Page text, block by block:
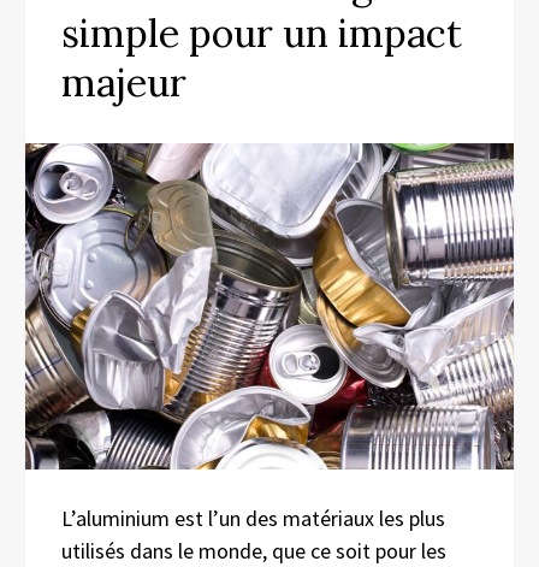
simple pour un impact
majeur
L’aluminium est l’un des matériaux les plus
utilisés dans le monde, que ce soit pour les